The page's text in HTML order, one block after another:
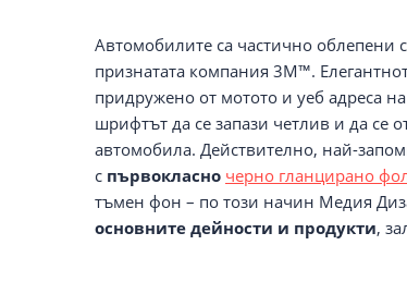
Автомобилите са частично облепени
признатата компания 3М™.
придружено от мотото и уеб адреса
шрифтът да се запази четлив и да се
автомобила. Действително, най-
с първокласно черно гланцирано
тъмен фон – по този начин Медия
основните дейности и продукти,